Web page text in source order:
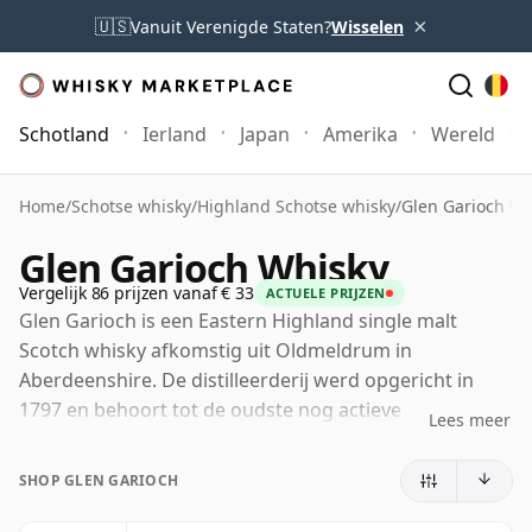
🇺🇸Vanuit Verenigde Staten?Wisselen ×
Schotland Ierland Japan Amerika Wereld
Home/Schotse whisky/Highland Schotse whisky/Glen Garioch
Glen Garioch Whisky
Vergelijk 86 prijzen vanaf € 33 ACTUELE PRIJZEN
Glen Garioch is een Eastern Highland single malt
Scotch whisky afkomstig uit Oldmeldrum in
Aberdeenshire. De distilleerderij werd opgericht in
1797 en behoort tot de oudste nog actieve
die nauw verbonden is met de vruchtbare "Granary of
Lees meer
SHOP GLEN GARIOCH